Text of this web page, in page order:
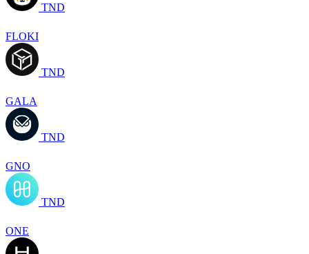
TND
FLOKI
TND
GALA
TND
GNO
TND
ONE